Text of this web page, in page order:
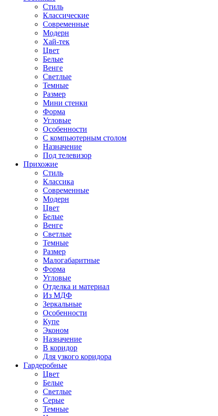
Стиль
Классические
Современные
Модерн
Хай-тек
Цвет
Белые
Венге
Светлые
Темные
Размер
Мини стенки
Форма
Угловые
Особенности
С компьютерным столом
Назначение
Под телевизор
Прихожие
Стиль
Классика
Современные
Модерн
Цвет
Белые
Венге
Светлые
Темные
Размер
Малогабаритные
Форма
Угловые
Отделка и материал
Из МДФ
Зеркальные
Особенности
Купе
Эконом
Назначение
В коридор
Для узкого коридора
Гардеробные
Цвет
Белые
Светлые
Серые
Темные